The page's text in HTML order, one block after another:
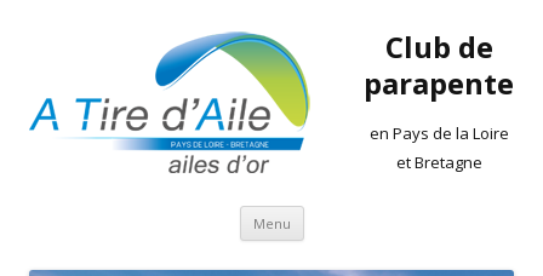
Club de
parapente
en Pays de la Loire
et Bretagne
Menu Aller
contenu